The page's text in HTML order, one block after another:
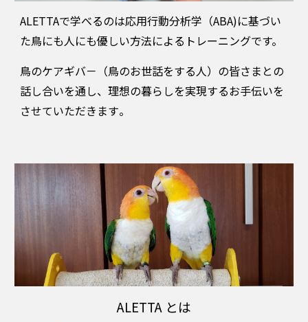
ALETTAで学べるのは応用行動分析学（ABA)に基づい
た鳥にも人にも優しい方法による トレーニングです。
鳥のケアギバ－（鳥のお世話をする人）の皆さまとの
話し合いを通し、理想の暮らしを実現するお手伝いを
させていただきます。
ALETTA とは